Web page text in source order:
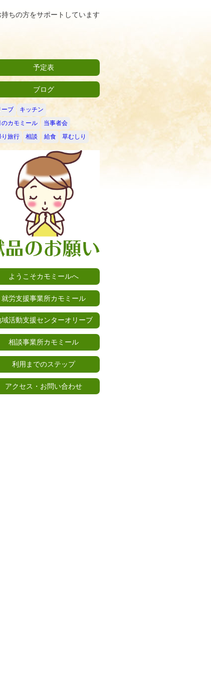
ちの方をサポートしています
予定表
ブログ
ーブ キッチン
のカモミール 当事者会
り旅行 相談 給食 草むしり
ようこそカモミールへ
就労支援事業所カモミール
域活動支援センターオリーブ
相談事業所カモミール
利用までのステップ
アクセス・お問い合わせ